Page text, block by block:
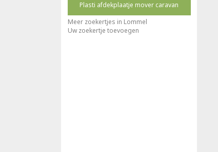
Plasti afdekplaatje mover caravan
Meer zoekertjes in Lommel
Uw zoekertje toevoegen